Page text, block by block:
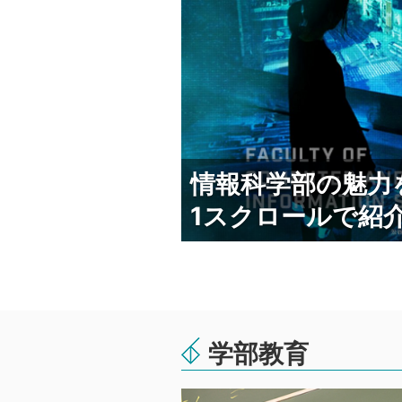
情報科学部の魅力
1スクロールで紹
学部教育